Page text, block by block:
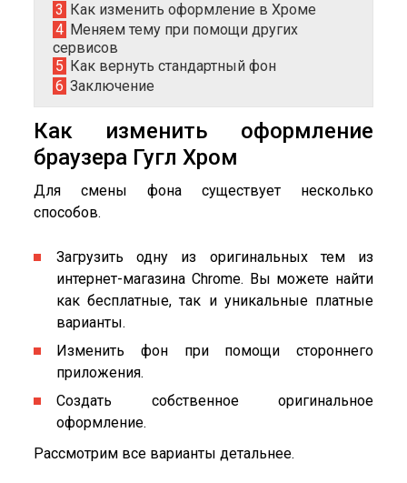
3
Как изменить оформление в Хроме
4 Меняем тему при помощи других
сервисов
5 Как вернуть стандартный фон
6 Заключение
Как изменить оформление
браузера Гугл Хром
Для смены фона существует несколько
способов.
Загрузить одну из оригинальных тем из
интернет-магазина Chrome. Вы можете найти
как бесплатные, так и уникальные платные
варианты.
Изменить фон при помощи стороннего
приложения.
Создать собственное оригинальное
оформление.
Рассмотрим все варианты детальнее.